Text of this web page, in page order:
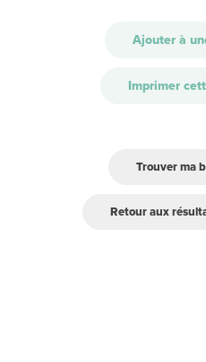
Ajouter à
Imprimer
Trouver ma
Retour aux